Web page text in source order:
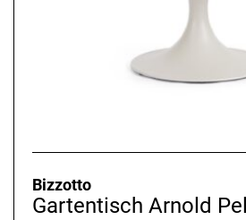
Bizzotto
Gartentisch Arnold